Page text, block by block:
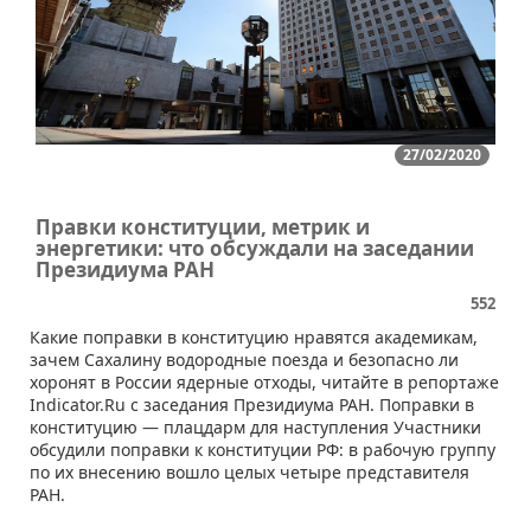
27/02/2020
Правки конституции, метрик и
энергетики: что обсуждали на заседании
Президиума РАН
552
Какие поправки в конституцию нравятся академикам,
зачем Сахалину водородные поезда и безопасно ли
хоронят в России ядерные отходы, читайте в репортаже
Indicator.Ru с заседания Президиума РАН. Поправки в
конституцию — плацдарм для наступления Участники
обсудили поправки к конституции РФ: в рабочую группу
по их внесению вошло целых четыре представителя
РАН.